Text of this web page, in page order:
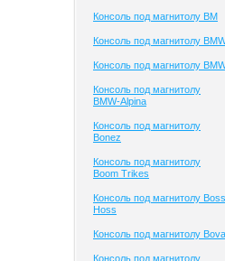
Консоль под магнитолу BM
Консоль под магнитолу
Консоль под магнитолу
Консоль под магнитолу
BMW-Alpina
Консоль под магнитолу
Bonez
Консоль под магнитолу
Boom Trikes
Консоль под магнитолу Boss
Hoss
Консоль под магнитолу Bova
Консоль под магнитолу